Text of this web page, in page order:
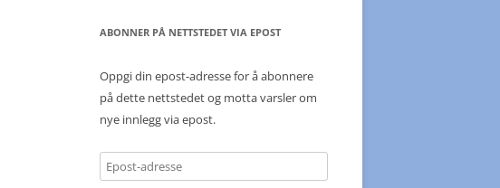
ABONNER PÅ NETTSTEDET VIA EPOST
Oppgi din epost-adresse for å abonnere
på dette nettstedet og motta varsler om
nye innlegg via epost.
Epost-
adresse